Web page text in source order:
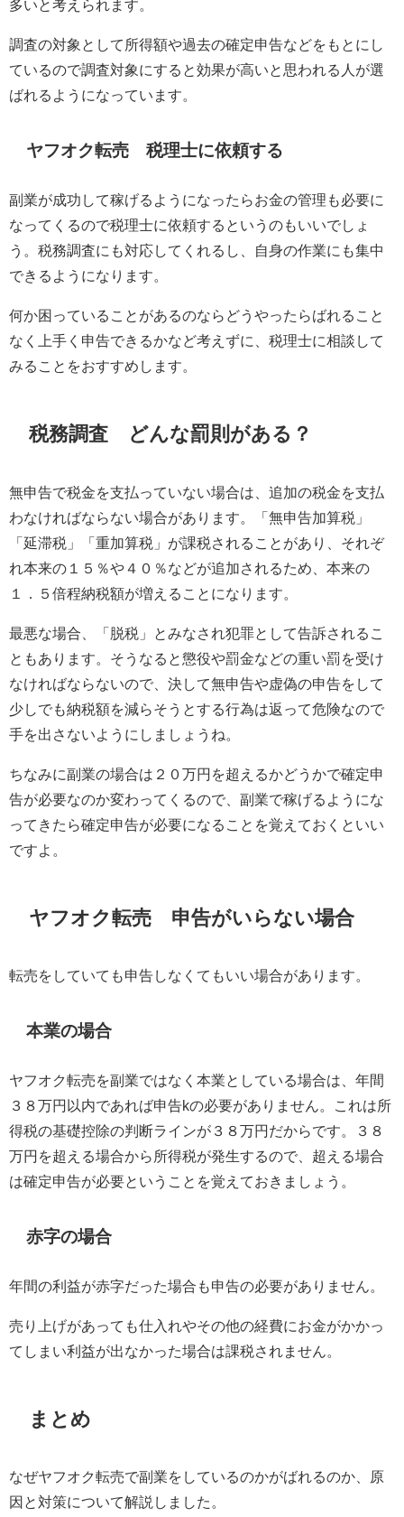
多いと考えられます。
調査の対象として所得額や過去の確定申告などをもとにし
ているので調査対象にすると効果が高いと思われる人が選
ばれるようになっています。
ヤフオク転売 税理士に依頼する
副業が成功して稼げるようになったらお金の管理も必要に
なってくるので税理士に依頼するというのもいいでしょ
う。税務調査にも対応してくれるし、自身の作業にも集中
できるようになります。
何か困っていることがあるのならどうやったらばれること
なく上手く申告できるかなど考えずに、税理士に相談して
みることをおすすめします。
税務調査 どんな罰則がある？
無申告で税金を支払っていない場合は、追加の税金を支払
わなければならない場合があります。「無申告加算税」
「延滞税」「重加算税」が課税されることがあり、それぞ
れ本来の１５％や４０％などが追加されるため、本来の
１．５倍程納税額が増えることになります。
最悪な場合、「脱税」とみなされ犯罪として告訴されるこ
ともあります。そうなると懲役や罰金などの重い罰を受け
なければならないので、決して無申告や虚偽の申告をして
少しでも納税額を減らそうとする行為は返って危険なので
手を出さないようにしましょうね。
ちなみに副業の場合は２０万円を超えるかどうかで確定申
告が必要なのか変わってくるので、副業で稼げるようにな
ってきたら確定申告が必要になることを覚えておくといい
ですよ。
ヤフオク転売 申告がいらない場合
転売をしていても申告しなくてもいい場合があります。
本業の場合
ヤフオク転売を副業ではなく本業としている場合は、年間
３８万円以内であれば申告kの必要がありません。これは所
得税の基礎控除の判断ラインが３８万円だからです。３８
万円を超える場合から所得税が発生するので、超える場合
は確定申告が必要ということを覚えておきましょう。
赤字の場合
年間の利益が赤字だった場合も申告の必要がありません。
売り上げがあっても仕入れやその他の経費にお金がかかっ
てしまい利益が出なかった場合は課税されません。
まとめ
なぜヤフオク転売で副業をしているのかがばれるのか、原
因と対策について解説しました。